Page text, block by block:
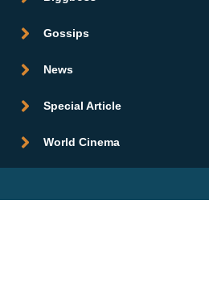
Gossips
News
Special Article
World Cinema